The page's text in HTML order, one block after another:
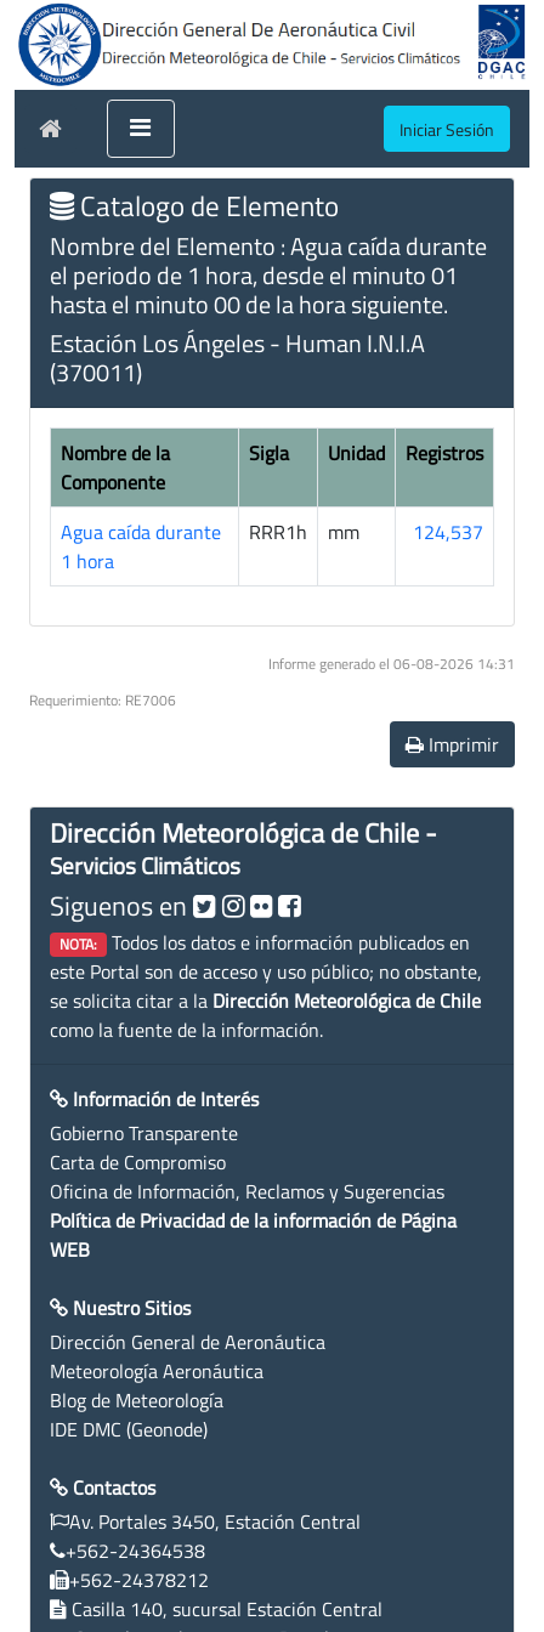
Iniciar Sesión
Catalogo de Elemento
Nombre del Elemento : Agua caída durante
el periodo de 1 hora, desde el minuto 01
hasta el minuto 00 de la hora siguiente.
Estación Los Ángeles - Human I.N.I.A
(370011)
Nombre de la
Componente
Sigla Unidad Registros
Agua caída durante
1 hora
RRR1h mm 124,537
Informe generado el 06-08-2026 14:31
Requerimiento: RE7006
Imprimir
Dirección Meteorológica de Chile -
Servicios Climáticos
Siguenos en
NOTA: Todos los datos e información publicados en
este Portal son de acceso y uso público; no obstante,
se solicita citar a la Dirección Meteorológica de Chile
como la fuente de la información.
Información de Interés
Gobierno Transparente
Carta de Compromiso
Oficina de Información, Reclamos y Sugerencias
Política de Privacidad de la información de Página
WEB
Nuestro Sitios
Dirección General de Aeronáutica
Meteorología Aeronáutica
Blog de Meteorología
IDE DMC (Geonode)
Contactos
Av. Portales 3450, Estación Central
+562-24364538
+562-24378212
Casilla 140, sucursal Estación Central